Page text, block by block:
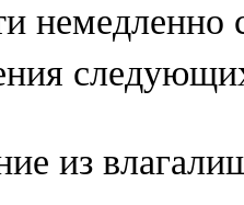
немедленно
из